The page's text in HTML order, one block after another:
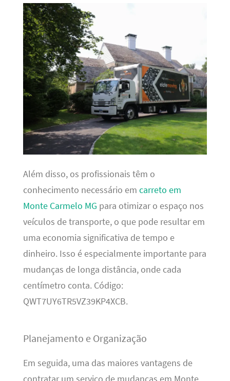
Além disso, os profissionais têm o
conhecimento necessário em carreto em
Monte Carmelo MG para otimizar o espaço nos
veículos de transporte, o que pode resultar em
uma economia significativa de tempo e
dinheiro. Isso é especialmente importante para
mudanças de longa distância, onde cada
centímetro conta. Código:
QWT7UY6TR5VZ39KP4XCB.
Planejamento e Organização
Em seguida, uma das maiores vantagens de